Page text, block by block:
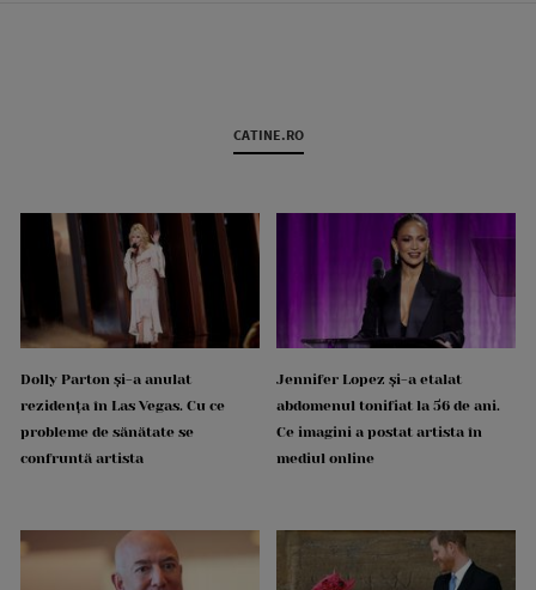
CATINE.RO
Dolly Parton și-a anulat
rezidența în Las Vegas. Cu ce
probleme de sănătate se
confruntă artista
Jennifer Lopez și-a etalat
abdomenul tonifiat la 56 de ani.
Ce imagini a postat artista în
mediul online